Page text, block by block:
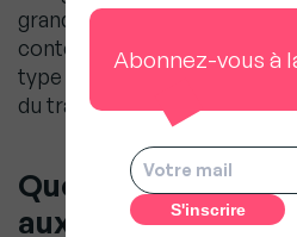
grande importance à la
contenu. Une agence
type de contenu est le plus
du trafic organique.
Quels services
aux
Abonnez-vous à